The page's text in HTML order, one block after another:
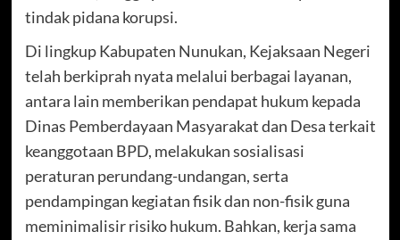
tindak pidana korupsi.
Di lingkup Kabupaten Nunukan, Kejaksaan Negeri
telah berkiprah nyata melalui berbagai layanan,
antara lain memberikan pendapat hukum kepada
Dinas Pemberdayaan Masyarakat dan Desa terkait
keanggotaan BPD, melakukan sosialisasi
peraturan perundang-undangan, serta
pendampingan kegiatan fisik dan non-fisik guna
meminimalisir risiko hukum. Bahkan, kerja sama